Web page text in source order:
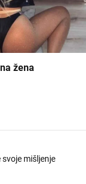
žena
svoje mišljenje